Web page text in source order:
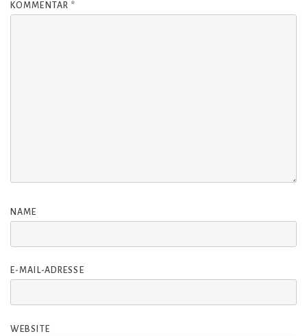
KOMMENTAR *
NAME
E-MAIL-ADRESSE
WEBSITE